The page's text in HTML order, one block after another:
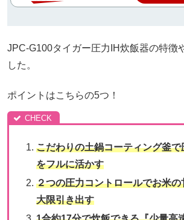
JPC-G100タイガー圧力IH炊飯器の特徴
した。
ポイントはこちらの5つ！
こだわりの土鍋コーティング釜
をフルに活かす
２つの圧力コントロールでお米
大限引き出す